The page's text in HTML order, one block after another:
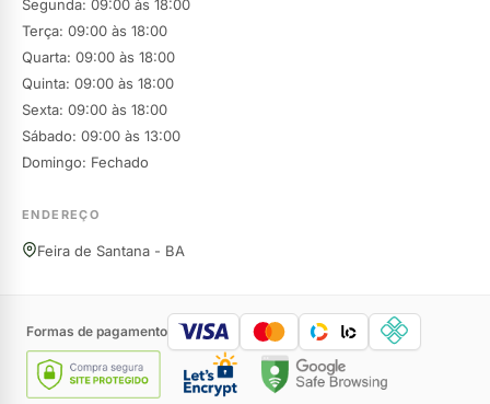
Segunda: 09:00 às 18:00
Terça: 09:00 às 18:00
Quarta: 09:00 às 18:00
Quinta: 09:00 às 18:00
Sexta: 09:00 às 18:00
Sábado: 09:00 às 13:00
Domingo: Fechado
ENDEREÇO
Feira de Santana - BA
Formas de pagamento